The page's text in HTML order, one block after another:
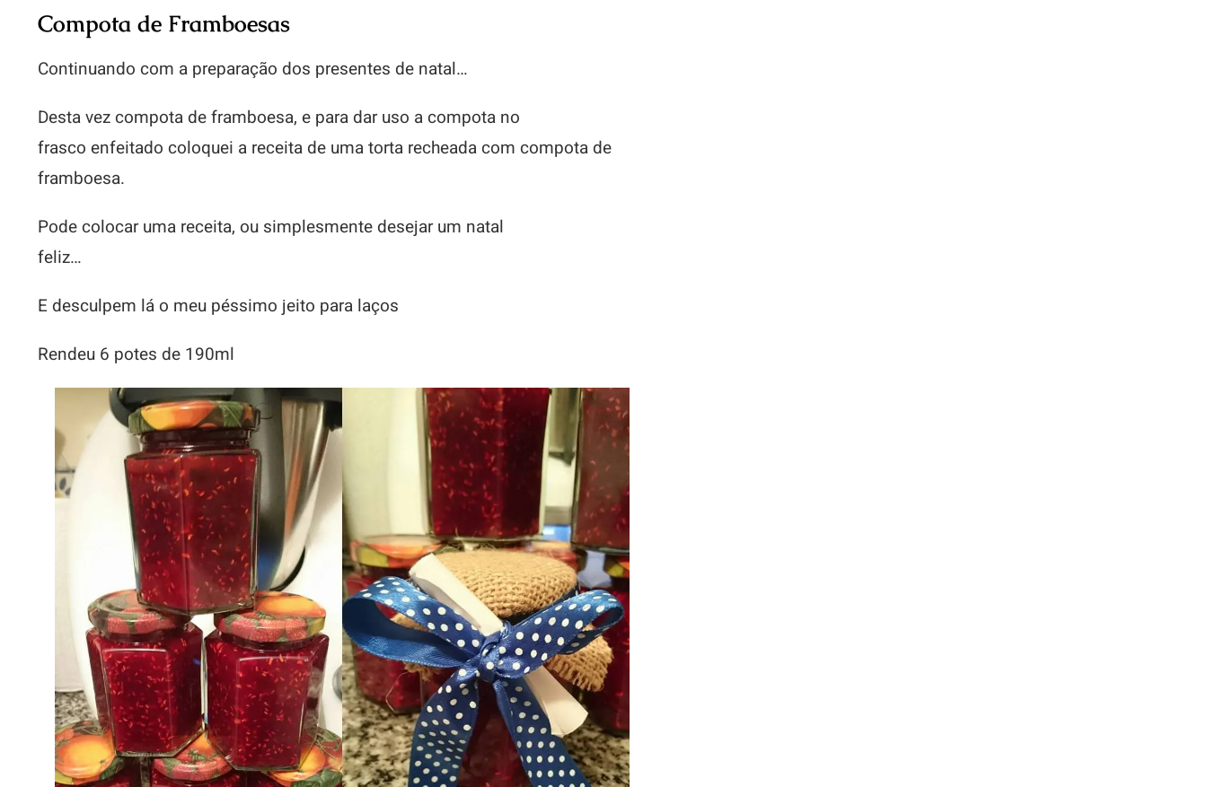
Compota de Framboesas
Continuando com a preparação dos presentes de natal…
Desta vez compota de framboesa, e para dar uso a compota no
frasco enfeitado coloquei a receita de uma torta recheada com compota de
framboesa.
Pode colocar uma receita, ou simplesmente desejar um natal
feliz…
E desculpem lá o meu péssimo jeito para laços
Rendeu 6 potes de 190ml